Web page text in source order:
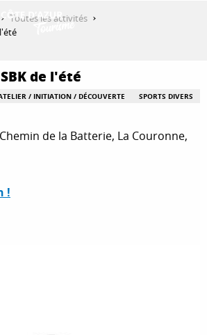
Toutes les activités
de l'été
/ INITIATION / DÉCOUVERTE
SPORTS DIVERS
de la Batterie, La Couronne,
!
aux favoris